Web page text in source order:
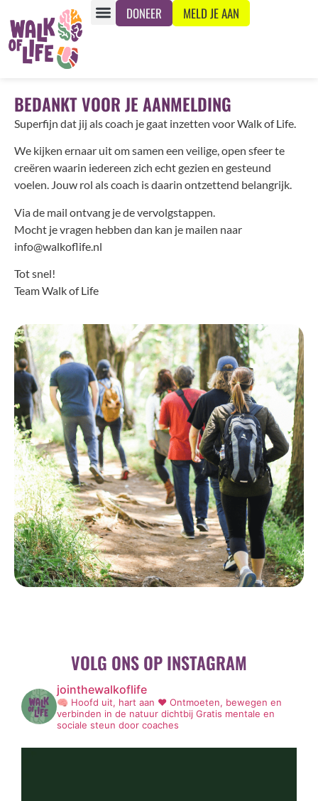
inhoud
DONEER MELD JE AAN
BEDANKT VOOR JE AANMELDING
Superfijn dat jij als coach je gaat inzetten voor Walk of Life.
We kijken ernaar uit om samen een veilige, open sfeer te
creëren waarin iedereen zich echt gezien en gesteund
voelen. Jouw rol als coach is daarin ontzettend belangrijk.
Via de mail ontvang je de vervolgstappen.
Mocht je vragen hebben dan kan je mailen naar
info@walkoflife.nl
Tot snel!
Team Walk of Life
VOLG ONS OP INSTAGRAM
jointhewalkoflife
🧠 Hoofd uit, hart aan ❤️ Ontmoeten, bewegen en
verbinden in de natuur dichtbij Gratis mentale en
sociale steun door coaches